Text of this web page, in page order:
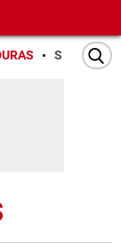
SAN PEDRO